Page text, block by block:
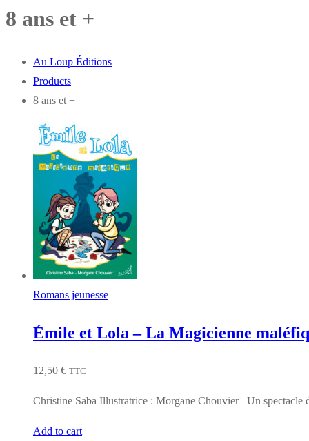
8 ans et +
Au Loup Éditions
Products
8 ans et +
Romans jeunesse
Émile et Lola – La Magicienne
12,50 € TTC
Christine Saba Illustratrice : Morgane Chouvier Un spectacle
Add to cart